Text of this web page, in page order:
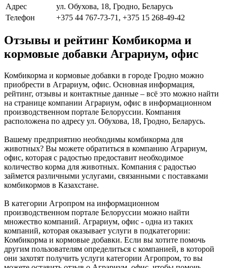
Адрес
ул. Обухова, 18, Гродно, Беларусь
Телефон
+375 44 767-73-71, +375 15 268-49-42
Отзывы и рейтинг Комбикорма и
кормовые добавки Аграриум, офис
Комбикорма и кормовые добавки в городе Гродно можно
приобрести в Аграриум, офис. Основная информация,
рейтинг, отзывы и контактные данные – всё это можно найти
на странице компании Аграриум, офис в информационном
производственном портале Белоруссии. Компания
расположена по адресу ул. Обухова, 18, Гродно, Беларусь.
Вашему предприятию необходимы комбикорма для
животных? Вы можете обратиться в компанию Аграриум,
офис, которая с радостью предоставит необходимое
количество корма для животных. Компания с радостью
займется различными услугами, связанными с поставками
комбикормов в Казахстане.
В категории Агропром на информационном
производственном портале Белоруссии можно найти
множество компаний. Аграриум, офис - одна из таких
компаний, которая оказывает услуги в подкатегории:
Комбикорма и кормовые добавки. Если вы хотите помочь
другим пользователям определиться с компанией, в которой
они захотят получить услуги категории Агропром, то вы